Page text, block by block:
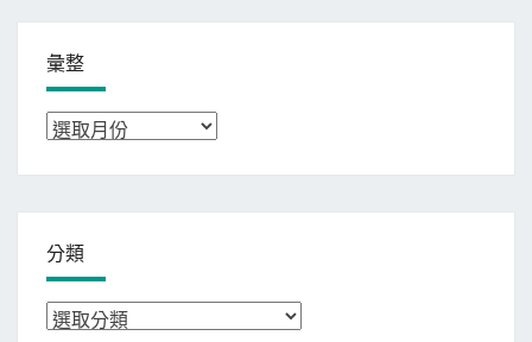
彙整
彙
分類
分